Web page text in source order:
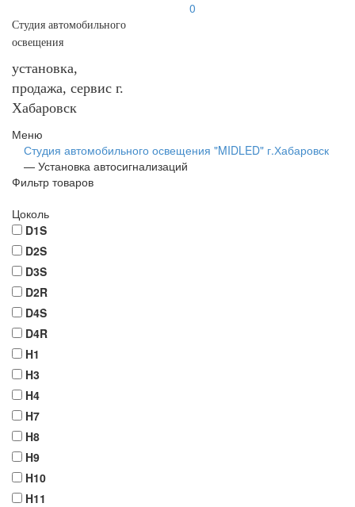
Студия автомобильного
освещения
установка,
продажа, сервис г.
Хабаровск
0
Меню
Студия автомобильного освещения "MIDLED" г.Хабаровск
— Установка автосигнализаций
Фильтр товаров
Цоколь
D1S
D2S
D3S
D2R
D4S
D4R
H1
H3
H4
H7
H8
H9
H10
H11